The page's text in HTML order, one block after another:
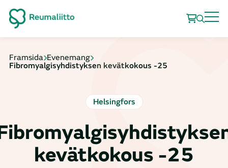
Framsida Evenemang
Fibromyalgisyhdistyksen kevätkokous -25
Helsingfors
kevätkokous -25